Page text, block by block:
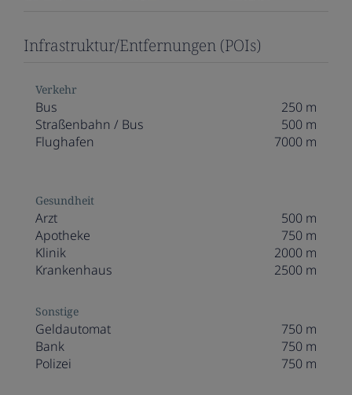
Infrastruktur/Entfernungen (POIs)
Verkehr
Bus
250 m
Straßenbahn / Bus
500 m
Flughafen
7000 m
Gesundheit
Arzt
500 m
Apotheke
750 m
Klinik
2000 m
Krankenhaus
2500 m
Sonstige
Geldautomat
750 m
Bank
750 m
Polizei
750 m